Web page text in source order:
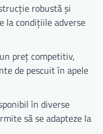
robustă și
la condițiile adverse
preț competitiv,
de pescuit în apele
în diverse
să se adapteze la